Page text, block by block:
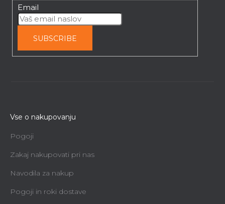
Email
SUBSCRIBE
Vse o nakupovanju
Pogoji
Zakaj nakupovati pri nas
Navodila za nakup
Pogoji in roki dostave